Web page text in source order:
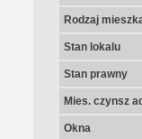
Rodzaj
Stan lokalu
Stan prawny
Mies. czynsz
Okna